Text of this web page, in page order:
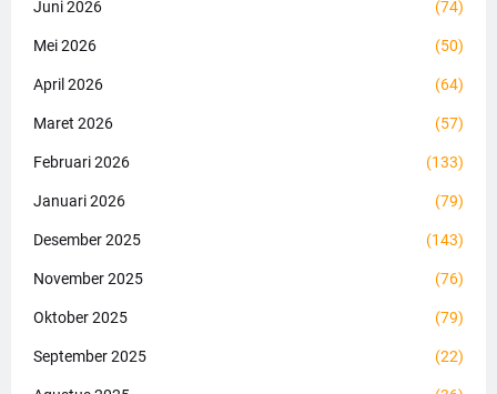
Juni 2026 (74)
Mei 2026 (50)
April 2026 (64)
Maret 2026 (57)
Februari 2026 (133)
Januari 2026 (79)
Desember 2025 (143)
November 2025 (76)
Oktober 2025 (79)
September 2025 (22)